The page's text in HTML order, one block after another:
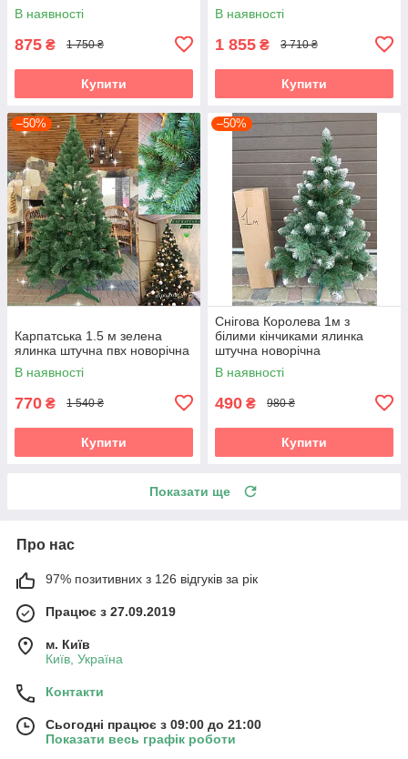
В наявності
875 ₴ 1 750 ₴
Купити
В наявності
1 855 ₴ 3 710 ₴
Купити
–50%
Карпатська 1.5 м зелена
ялинка штучна пвх новорічна
В наявності
770 ₴ 1 540 ₴
Купити
–50%
Снігова Королева 1м з
білими кінчиками ялинка
штучна новорічна
В наявності
490 ₴ 980 ₴
Купити
Показати ще
Про нас
97% позитивних з 126 відгуків за рік
Працює з 27.09.2019
м. Київ
Київ, Україна
Контакти
Сьогодні працює з 09:00 до 21:00
Показати весь графік роботи